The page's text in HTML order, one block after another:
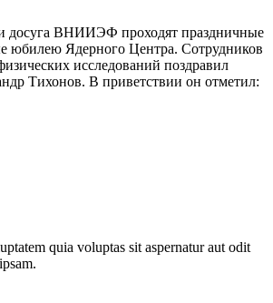
досуга ВНИИЭФ проходят праздничные
юбилею Ядерного Центра. Сотрудников
исследований поздравил
Тихонов. В приветствии он отметил:
quia voluptas sit aspernatur aut odit